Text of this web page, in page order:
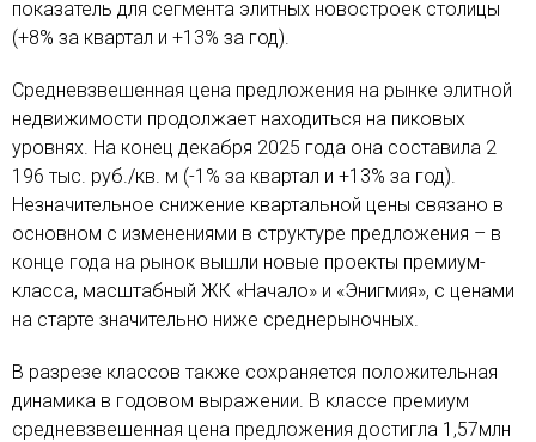
показатель для сегмента элитных новостроек столицы
(+8% за квартал и +13% за год).
Средневзвешенная цена предложения на рынке элитной
недвижимости продолжает находиться на пиковых
уровнях. На конец декабря 2025 года она составила 2
196 тыс. руб./кв. м (-1% за квартал и +13% за год).
Незначительное снижение квартальной цены связано в
основном с изменениями в структуре предложения – в
конце года на рынок вышли новые проекты премиум-
класса, масштабный ЖК «Начало» и «Энигмия», с ценами
на старте значительно ниже среднерыночных.
В разрезе классов также сохраняется положительная
динамика в годовом выражении. В классе премиум
средневзвешенная цена предложения достигла 1,57млн